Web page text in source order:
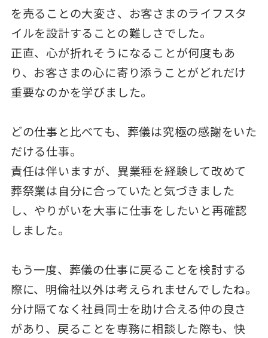
を売ることの大変さ、お客さまのライフスタ
イルを設計することの難しさでした。
正直、心が折れそうになることが何度もあ
り、お客さまの心に寄り添うことがどれだけ
重要なのかを学びました。
どの仕事と比べても、葬儀は究極の感謝をいた
だける仕事。
責任は伴いますが、異業種を経験して改めて
葬祭業は自分に合っていたと気づきました
し、やりがいを大事に仕事をしたいと再確認
しました。
もう一度、葬儀の仕事に戻ることを検討する
際に、明倫社以外は考えられませんでしたね。
分け隔てなく社員同士を助け合える仲の良さ
があり、戻ることを専務に相談した際も、快